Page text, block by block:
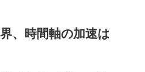
、時間軸の加速は